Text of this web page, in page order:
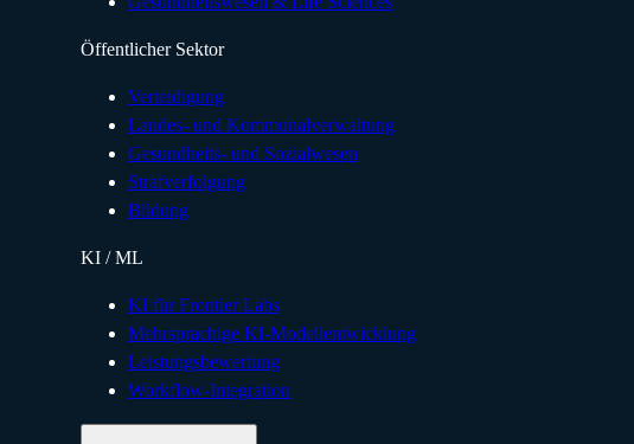
Öffentlicher Sektor
Verteidigung
Landes- und Kommunalverwaltung
Gesundheits- und Sozialwesen
Strafverfolgung
Bildung
KI / ML
KI für Frontier Labs
Mehrsprachige KI-Modellentwicklung
Leistungsbewertung
Workflow-Integration